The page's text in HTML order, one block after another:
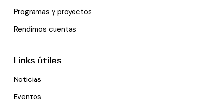
Programas y proyectos
Rendimos cuentas
Links útiles
Noticias
Eventos